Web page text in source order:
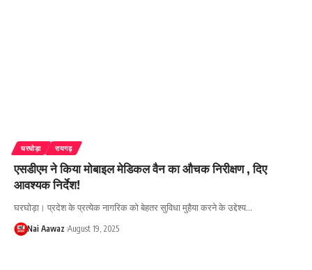
घरघोड़ा रायगढ़
एसडीएम ने किया मोबाइल मेडिकल वैन का औचक निरीक्षण , दिए
आवश्यक निर्देश!
घरघोड़ा। प्रदेश के प्रत्येक नागरिक को बेहतर सुविधा मुहैया करने के उद्देश्य…
Nai Aawaz August 19, 2025